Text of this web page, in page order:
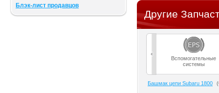
Блэк-лист продавцов
Другие
Вспомогательные
системы
Башмак цепи Subaru 1800 (